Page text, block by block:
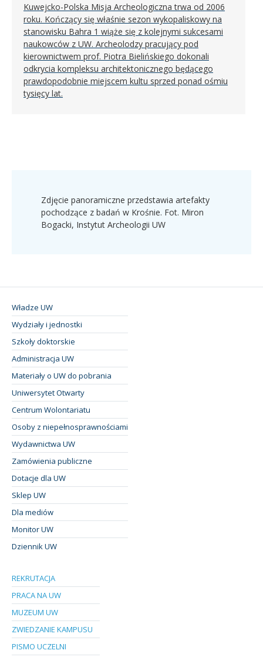
Kuwejcko-Polska Misja Archeologiczna trwa od 2006
roku. Kończący się właśnie sezon wykopaliskowy na
stanowisku Bahra 1 wiąże się z kolejnymi sukcesami
naukowców z UW. Archeolodzy pracujący pod
kierownictwem prof. Piotra Bielińskiego dokonali
odkrycia kompleksu architektonicznego będącego
prawdopodobnie miejscem kultu sprzed ponad ośmiu
tysięcy lat.
Zdjęcie panoramiczne przedstawia artefakty
pochodzące z badań w Krośnie. Fot. Miron
Bogacki, Instytut Archeologii UW
Władze UW
Wydziały i jednostki
Szkoły doktorskie
Administracja UW
Materiały o UW do pobrania
Uniwersytet Otwarty
Centrum Wolontariatu
Osoby z niepełnosprawnościami
Wydawnictwa UW
Zamówienia publiczne
Dotacje dla UW
Sklep UW
Dla mediów
Monitor UW
Dziennik UW
REKRUTACJA
PRACA NA UW
MUZEUM UW
ZWIEDZANIE KAMPUSU
PISMO UCZELNI